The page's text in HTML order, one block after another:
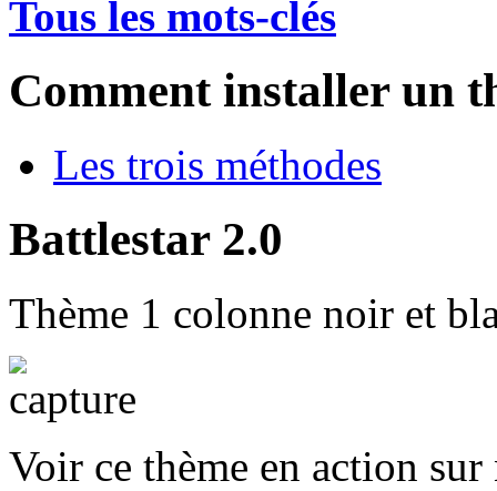
Tous les mots-clés
Comment installer un
Les trois méthodes
Battlestar 2.0
Thème 1 colonne noir et
Voir ce thème en action